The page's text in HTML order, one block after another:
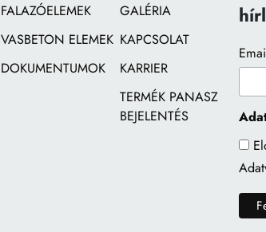
FALAZÓELEMEK
VASBETON ELEMEK
DOKUMENTUMOK
GALÉRIA
KAPCSOLAT
KARRIER
TERMÉK PANASZ
BEJELENTÉS